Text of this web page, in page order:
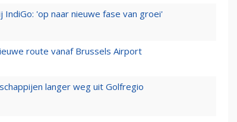
'op naar nieuwe fase van groei'
route vanaf Brussels Airport
langer weg uit Golfregio